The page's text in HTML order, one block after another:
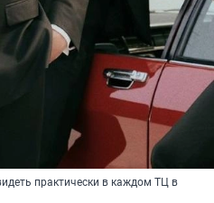
практически в каждом ТЦ в